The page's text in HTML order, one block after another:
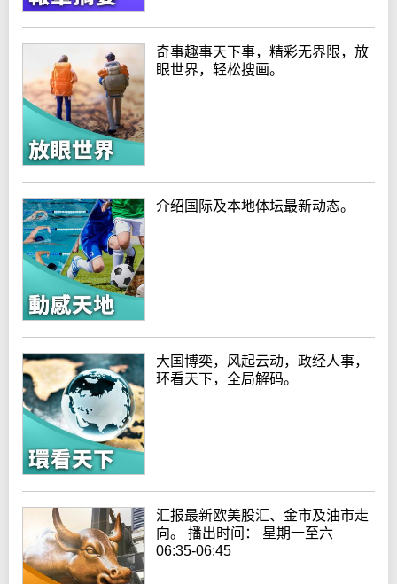
奇事趣事天下事，精彩无界限，放
眼世界，轻松搜画。
介绍国际及本地体坛最新动态。
大国博奕，风起云动，政经人事，
环看天下，全局解码。
汇报最新欧美股汇、金市及油市走
向。 播出时间： 星期一至六
06:35-06:45